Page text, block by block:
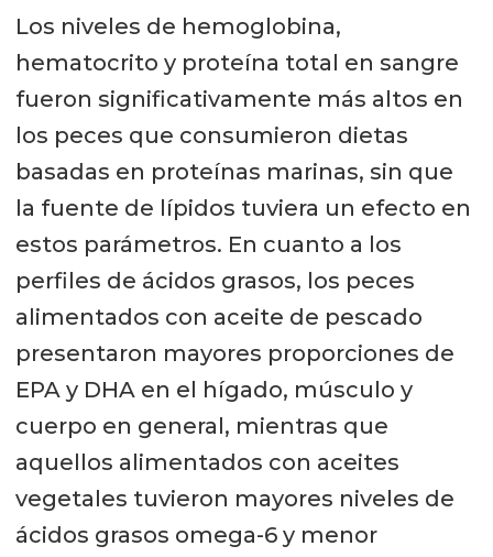
Los niveles de hemoglobina,
hematocrito y proteína total en sangre
fueron significativamente más altos en
los peces que consumieron dietas
basadas en proteínas marinas, sin que
la fuente de lípidos tuviera un efecto en
estos parámetros. En cuanto a los
perfiles de ácidos grasos, los peces
alimentados con aceite de pescado
presentaron mayores proporciones de
EPA y DHA en el hígado, músculo y
cuerpo en general, mientras que
aquellos alimentados con aceites
vegetales tuvieron mayores niveles de
ácidos grasos omega-6 y menor